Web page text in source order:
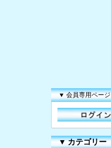
▼ 会員専用ページ
▼カテゴリー